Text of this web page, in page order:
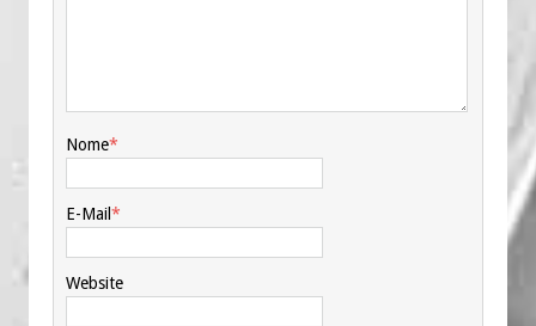
Nome*
E-Mail*
Website